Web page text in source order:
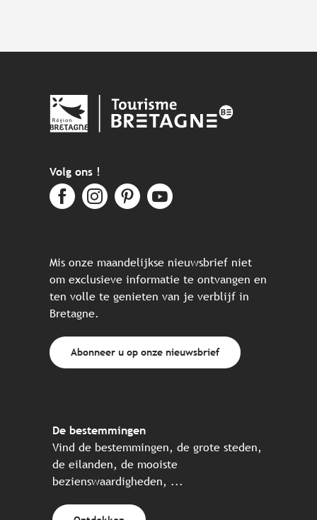
Volg ons !
Mis onze maandelijkse nieuwsbrief niet
om exclusieve informatie te ontvangen en
ten volle te genieten van je verblijf in
Bretagne.
Abonneer u op onze nieuwsbrief
De bestemmingen
Vind de bestemmingen, de grote steden,
de eilanden, de mooiste
bezienswaardigheden, ...